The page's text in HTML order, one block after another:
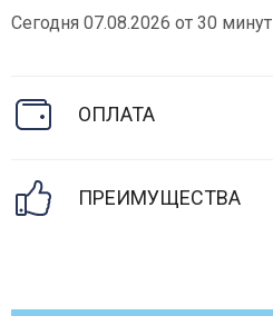
Сегодня 07.08.2026 от 30 минут
ОПЛАТА
ПРЕИМУЩЕСТВА